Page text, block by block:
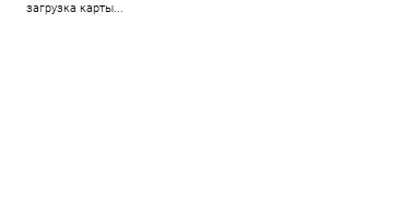
загрузка карты...